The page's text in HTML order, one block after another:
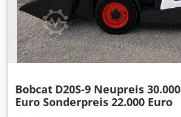
Bobcat D20S-9 Neupreis 30.000
Euro Sonderpreis 22.000 Euro